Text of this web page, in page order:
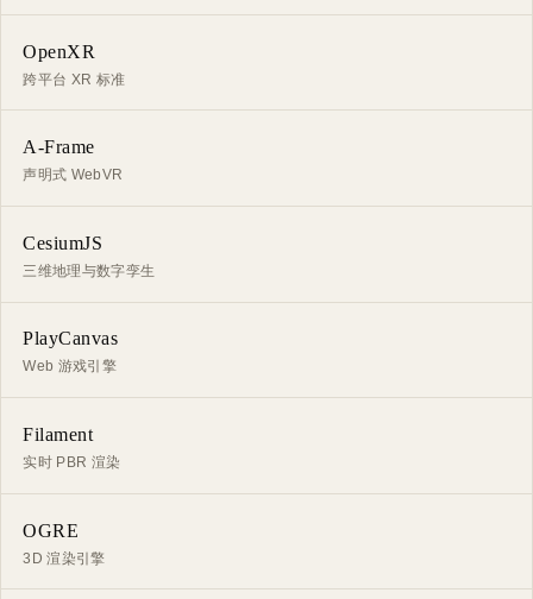
OpenXR
跨平台 XR 标准
A-Frame
声明式 WebVR
CesiumJS
三维地理与数字孪生
PlayCanvas
Web 游戏引擎
Filament
实时 PBR 渲染
OGRE
3D 渲染引擎